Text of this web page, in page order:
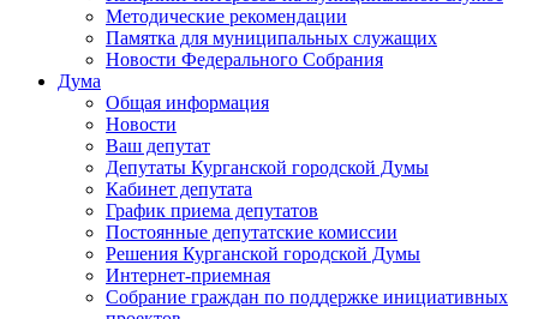
Методические рекомендации
Памятка для муниципальных служащих
Новости Федерального Cобрания
Дума
Общая информация
Новости
Ваш депутат
Депутаты Курганской городской Думы
Кабинет депутата
График приема депутатов
Постоянные депутатские комиссии
Решения Курганской городской Думы
Интернет-приемная
Собрание граждан по поддержке инициативных